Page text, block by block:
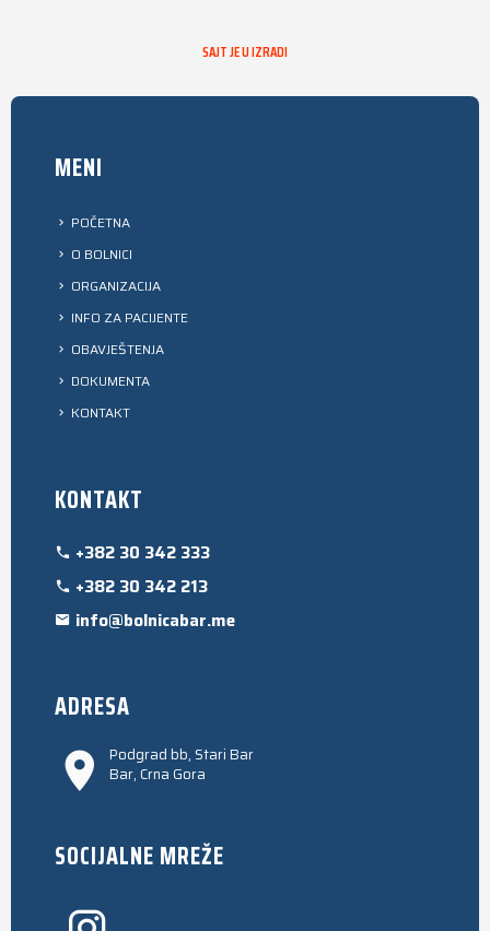
SAJT JE U IZRADI
MENI
POČETNA
O BOLNICI
ORGANIZACIJA
INFO ZA PACIJENTE
OBAVJEŠTENJA
DOKUMENTA
KONTAKT
KONTAKT
+382 30 342 333
+382 30 342 213
info@bolnicabar.me
ADRESA
Podgrad bb, Stari Bar
Bar, Crna Gora
SOCIJALNE MREŽE